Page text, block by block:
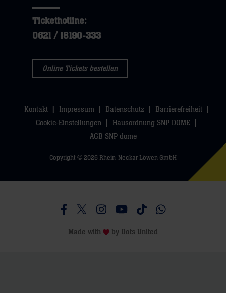
Tickethotline:
0621 / 18190-333
Online Tickets bestellen
Kontakt Impressum Datenschutz
Barrierefreiheit
Cookie-Einstellungen
Hausordnung SNP DOME
AGB SNP dome
Copyright © 2026 Rhein-Neckar Löwen GmbH
Besucht uns auf Facebook
Besucht uns auf Twitter
Besucht uns auf Instagram
Besucht uns auf Youtube
Besucht uns auf
Besucht uns auf
Made with by Dots United